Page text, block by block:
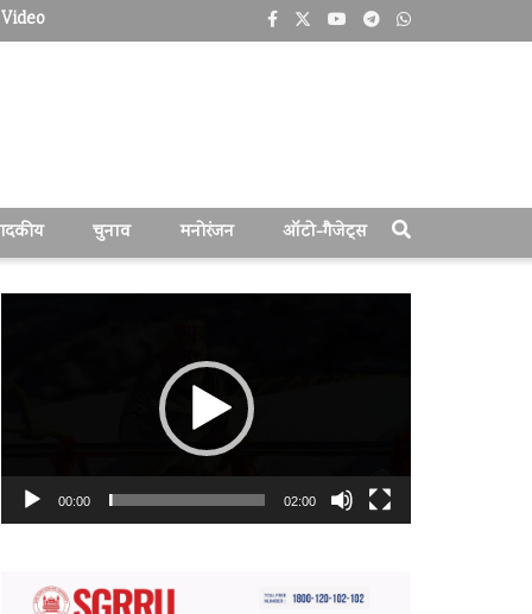
Video
चुनाव मनोरंजन ऑटो-गैजेट्स
00:00 02:00